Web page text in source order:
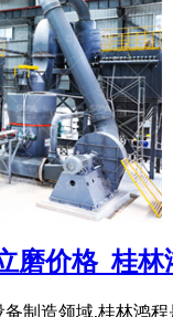
磨价格_桂林
制造领域,桂林鸿